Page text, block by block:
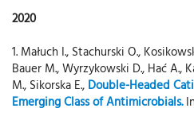
2020
1. Małuch I., Stachurski O.,
Bauer M., Wyrzykowski D., Hać A.,
M., Sikorska E., Double-Headed
Emerging Class of Antimicrobials.